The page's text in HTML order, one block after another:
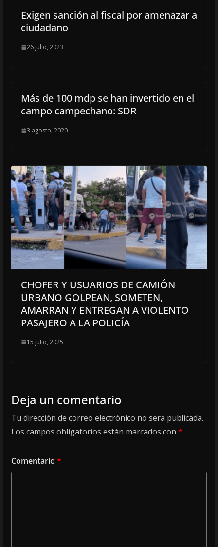
Exigen sanción al fiscal por amenazar a
ciudadano
26 julio, 2023
Más de 100 mdp se han invertido en el
campo campechano: SDR
3 agosto, 2020
CHOFER Y USUARIOS DE CAMIÓN
URBANO GOLPEAN, SOMETEN,
AMARRAN Y ENTREGAN A VIOLENTO
PASAJERO A LA POLICÍA
15 julio, 2025
Deja un comentario
Tu dirección de correo electrónico no será publicada.
Los campos obligatorios están marcados con *
Comentario *